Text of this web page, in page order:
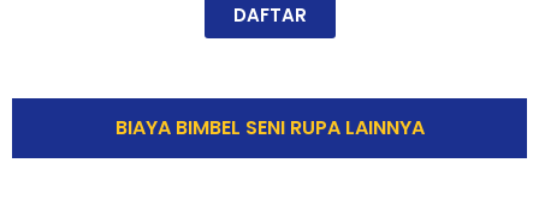
DAFTAR
BIAYA BIMBEL SENI RUPA LAINNYA